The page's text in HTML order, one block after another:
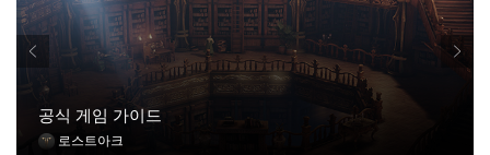
공식 게임 가이드
로스트아크